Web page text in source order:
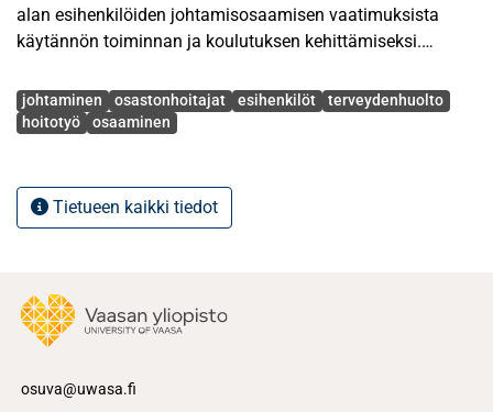
alan esihenkilöiden johtamisosaamisen vaatimuksista
käytännön toiminnan ja koulutuksen kehittämiseksi.
Tämän tutkielman tavoitteena oli tuottaa ajankohtaista
tietoa kunnallisen terveydenhuollon lähijohtajina toimiville
terveydenhuollon hoitotyön lähijohtajien
johtamisosaamisen käsitteellä tarkoitetaan ja millaisia
käsitteellinen viitekehys muodostettiin hoitotyön
johtamisosaamista kuvaavista malleista. Mallien
hoitotyön johtamisessa tarvittavista tiedoista, taidoista,
Avainsanat
johtaminen osastonhoitajat esihenkilöt
terveydenhuolto
hoitotyö
osaaminen
Tietueen kaikki tiedot
osuva@uwasa.fi